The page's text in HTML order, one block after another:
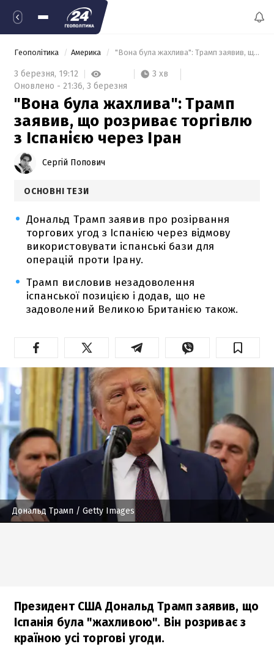
Геополітика Америка "Вона була жахлива": Трамп заявив, що розриває торгівлю з Іспанією через Іран
3 березня, 19:12
3 хв
Оновлено - 21:36, 3 березня
"Вона була жахлива": Трамп
заявив, що розриває торгівлю
з Іспанією через Іран
Сергій Попович
ОСНОВНІ ТЕЗИ
Дональд Трамп заявив про розірвання
торгових угод з Іспанією через відмову
використовувати іспанські бази для
операцій проти Ірану.
Трамп висловив незадоволення
іспанської позицією і додав, що не
задоволений Великою Британією також.
Дональд Трамп / Getty Images
Президент США Дональд Трамп заявив, що
Іспанія була "жахливою". Він розриває з
країною усі торгові угоди.